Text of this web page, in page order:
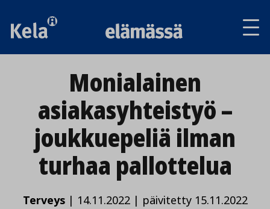
Monialainen
asiakasyhteistyö –
joukkuepeliä ilman
turhaa pallottelua
Terveys | 14.11.2022| päivitetty 15.11.2022